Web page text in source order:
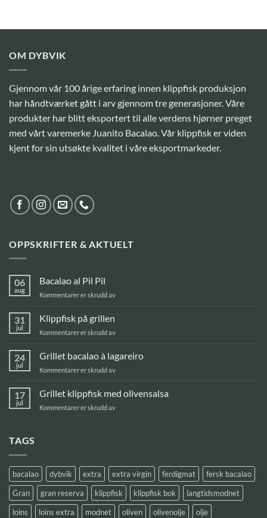
OM DYBVIK
Gjennom vår 100 årige erfaring innen klippfisk produksjon
har håndtværket gått i arv gjennom tre generasjoner. Våre
produkter har blitt eksportert til alle verdens hjørner preget
med vårt varemerke Juanito Bacalao. Vår klippfisk er viden
kjent for sin utsøkte kvalitet i våre eksportmarkeder.
OPPSKRIFTER & AKTUELT
06
aug
Bacalao al Pil Pil
Kommentarer er skrudd avfor
31
jul
Klippfisk på grillen
Kommentarer er skrudd avfor
grillen
24
jul
Grillet bacalao à lagareiro
Kommentarer er skrudd avfor
bacalao
17
jul
Grillet klippfisk med olivensalsa
Kommentarer er skrudd avfor
TAGS
bacalao dybvik extra extra virgin ferdigmat
fersk bacalao
Gran
gran reserva klippfisk klippfisk bok
langtidsmodnet
loins
loins extra modnet oliven olivenolje olje